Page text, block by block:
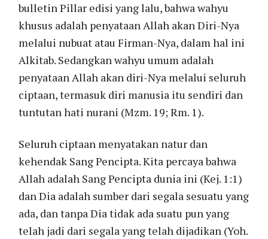
bulletin Pillar edisi yang lalu, bahwa wahyu
khusus adalah penyataan Allah akan Diri-Nya
melalui nubuat atau Firman-Nya, dalam hal ini
Alkitab. Sedangkan wahyu umum adalah
penyataan Allah akan diri-Nya melalui seluruh
ciptaan, termasuk diri manusia itu sendiri dan
tuntutan hati nurani (Mzm. 19; Rm. 1).
Seluruh ciptaan menyatakan natur dan
kehendak Sang Pencipta. Kita percaya bahwa
Allah adalah Sang Pencipta dunia ini (Kej. 1:1)
dan Dia adalah sumber dari segala sesuatu yang
ada, dan tanpa Dia tidak ada suatu pun yang
telah jadi dari segala yang telah dijadikan (Yoh.